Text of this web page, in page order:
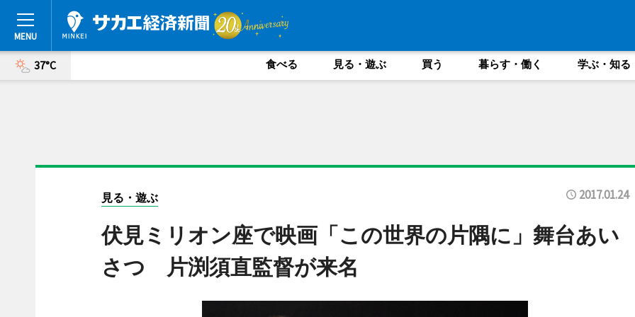
37°C 食べる 見る・遊ぶ 買う 暮らす・働く 学ぶ・知る
見る・遊ぶ 2017.01.24
伏見ミリオン座で映画「この世界の片隅に」舞台あい
さつ 片渕須直監督が来名